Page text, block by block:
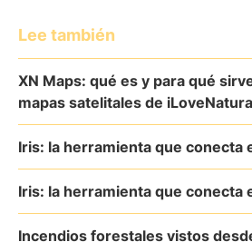
Lee también
XN Maps: qué es y para qué
mapas satelitales de iLoveNatura
Iris: la herramienta que conecta
Iris: la herramienta que conecta
Incendios forestales vistos